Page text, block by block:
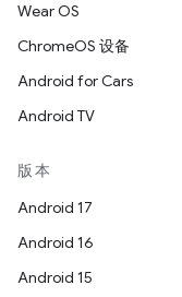
Wear OS
ChromeOS 设备
Android for Cars
Android TV
版本
Android 17
Android 16
Android 15